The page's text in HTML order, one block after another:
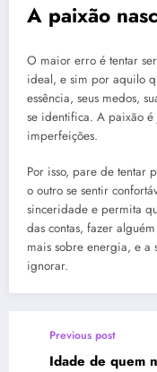
A paixão
O maior erro é tentar
ideal, e sim por aquilo
essência, seus medos,
se identifica. A paixão é
imperfeições.
Por isso, pare de tentar
o outro se sentir
sinceridade e permita
das contas, fazer
mais sobre energia, e a
ignorar.
Previous post
Idade de quem